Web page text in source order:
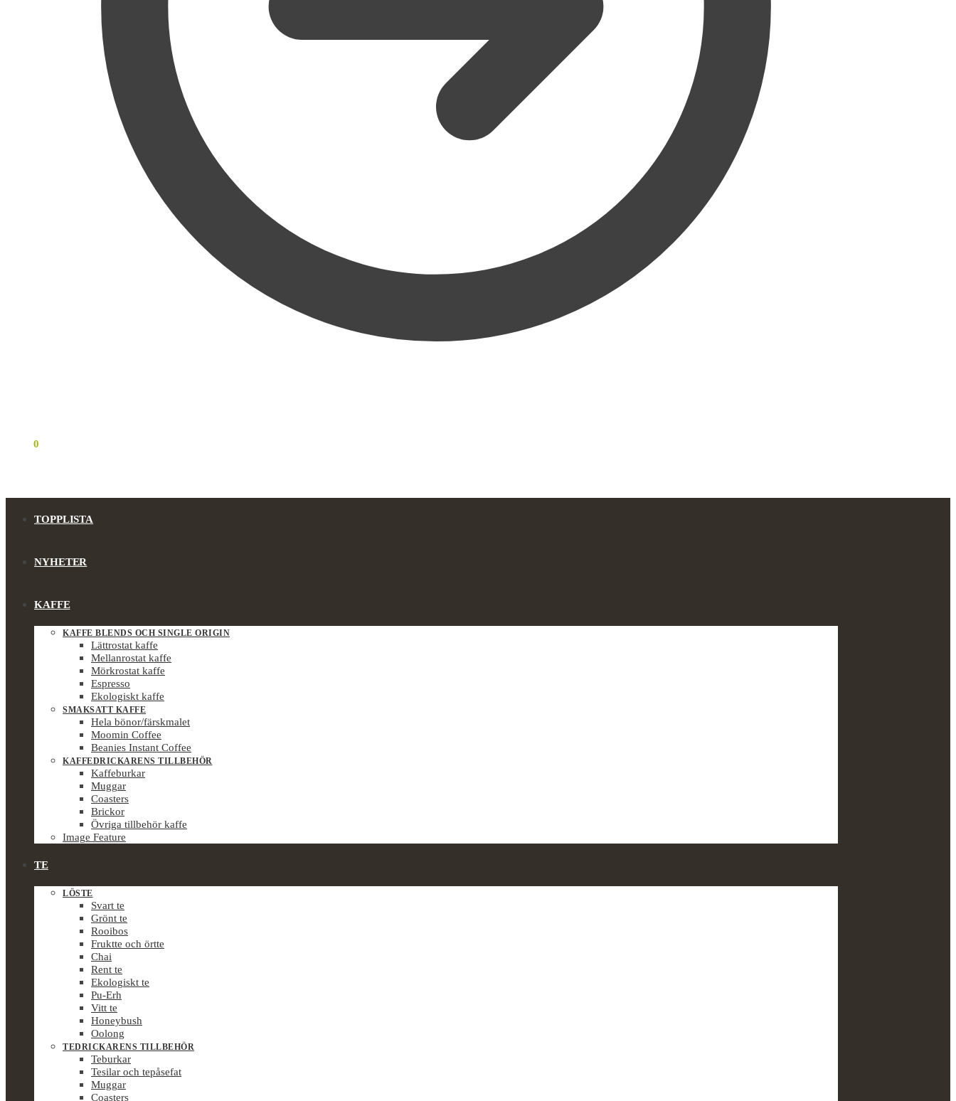
0
TOPPLISTA
NYHETER
KAFFE
KAFFE BLENDS OCH SINGLE ORIGIN
Lättrostat kaffe
Mellanrostat kaffe
Mörkrostat kaffe
Espresso
Ekologiskt kaffe
SMAKSATT KAFFE
Hela bönor/färskmalet
Moomin Coffee
Beanies Instant Coffee
KAFFEDRICKARENS TILLBEHÖR
Kaffeburkar
Muggar
Coasters
Brickor
Övriga tillbehör kaffe
Image Feature
TE
LÖSTE
Svart te
Grönt te
Rooibos
Fruktte och örtte
Chai
Rent te
Ekologiskt te
Pu-Erh
Vitt te
Honeybush
Oolong
TEDRICKARENS TILLBEHÖR
Teburkar
Tesilar och tepåsefat
Muggar
Coasters